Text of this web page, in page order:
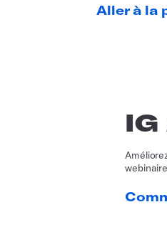
Aller à la